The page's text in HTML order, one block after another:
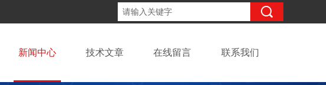
新闻中心 技术文章 在线留言 联系我们